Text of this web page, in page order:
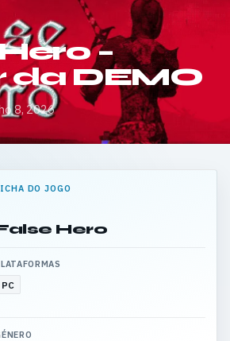
–
da DEMO
8, 2026
DO JOGO
Hero
PC